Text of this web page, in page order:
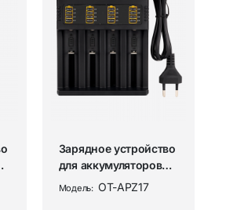
Зарядное устройство
для аккумуляторов
18650 на 4 слота
Модель: OT-APZ17